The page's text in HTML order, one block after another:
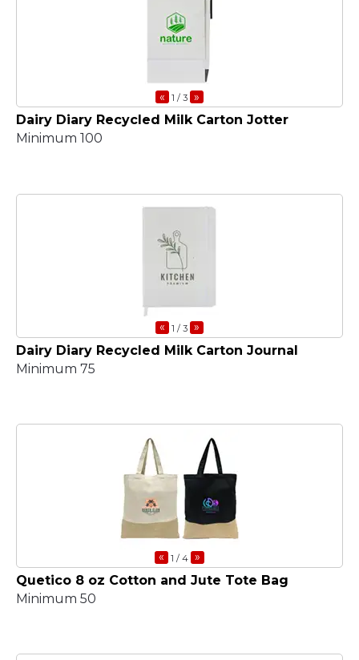
« 1 / 3 »
Dairy Diary Recycled Milk Carton Jotter
Minimum 100
« 1 / 3 »
Dairy Diary Recycled Milk Carton Journal
Minimum 75
« 1 / 4 »
Quetico 8 oz Cotton and Jute Tote Bag
Minimum 50